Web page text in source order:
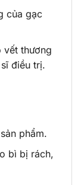
của gạc
vết thương
điều trị.
phẩm.
bì bị rách,